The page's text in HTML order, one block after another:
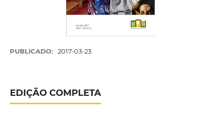
PUBLICADO: 2017-03-23
EDIÇÃO COMPLETA